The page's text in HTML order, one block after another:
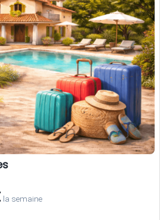
la semaine